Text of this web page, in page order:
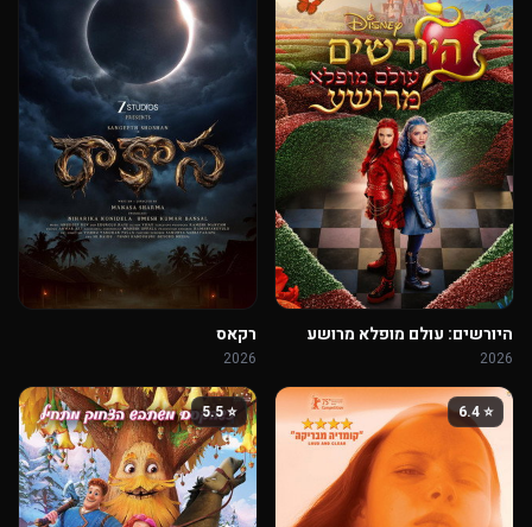
היורשים: עולם מופלא מרושע
2026
רקאס
2026
⭐ 6.4
⭐ 5.5